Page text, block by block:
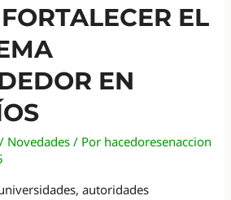
EL
EN
/ Novedades / Por hacedoresenaccion
autoridades